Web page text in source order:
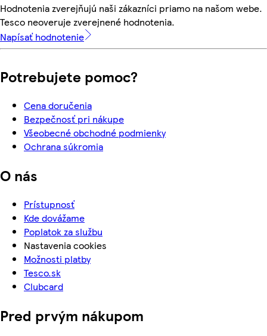
Hodnotenia zverejňujú naši zákazníci priamo na našom webe.
Tesco neoveruje zverejnené hodnotenia.
Napísať hodnotenie
Potrebujete pomoc?
Cena doručenia
Bezpečnosť pri nákupe
Všeobecné obchodné podmienky
Ochrana súkromia
O nás
Prístupnosť
Kde dovážame
Poplatok za službu
Nastavenia cookies
Možnosti platby
Tesco.sk
Clubcard
Pred prvým nákupom